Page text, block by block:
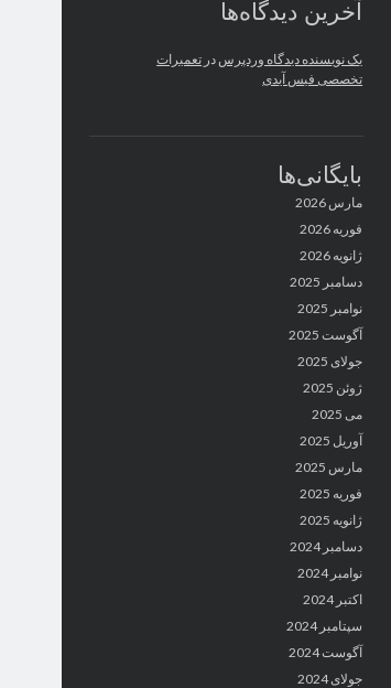
آخرین دیدگاه‌ها
یک نویسنده دیدگاه وردپرس در تعمیرات
تخصصی فیس آیدی
بایگانی‌ها
مارس 2026
فوریه 2026
ژانویه 2026
دسامبر 2025
نوامبر 2025
آگوست 2025
جولای 2025
ژوئن 2025
می 2025
آوریل 2025
مارس 2025
فوریه 2025
ژانویه 2025
دسامبر 2024
نوامبر 2024
اکتبر 2024
سپتامبر 2024
آگوست 2024
جولای 2024